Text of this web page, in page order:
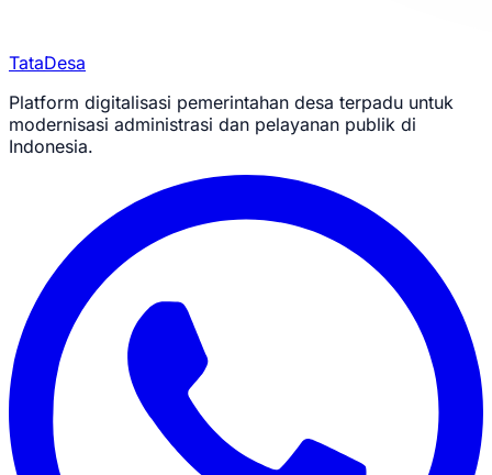
TataDesa
Platform digitalisasi pemerintahan desa terpadu untuk
modernisasi administrasi dan pelayanan publik di
Indonesia.